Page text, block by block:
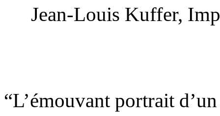
Jean-Louis Kuffer,
“L’émouvant portrait